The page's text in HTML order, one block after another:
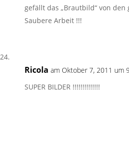
gefällt das „Brautbild“ von den
Saubere Arbeit !!!
Ricola am Oktober 7, 2011 um
SUPER BILDER !!!!!!!!!!!!!!